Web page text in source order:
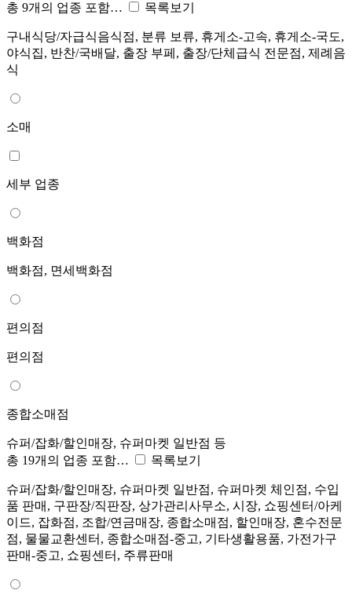
총 9개의 업종 포함…
목록보기
구내식당/자급식음식점, 분류 보류, 휴게소-고속, 휴게소-국도,
야식집, 반찬/국배달, 출장 부페, 출장/단체급식 전문점, 제례음
식
소매
세부 업종
백화점
백화점, 면세백화점
편의점
편의점
종합소매점
슈퍼/잡화/할인매장, 슈퍼마켓 일반점 등
총 19개의 업종 포함…
목록보기
슈퍼/잡화/할인매장, 슈퍼마켓 일반점, 슈퍼마켓 체인점, 수입
품 판매, 구판장/직판장, 상가관리사무소, 시장, 쇼핑센터/아케
이드, 잡화점, 조합/연금매장, 종합소매점, 할인매장, 혼수전문
점, 물물교환센터, 종합소매점-중고, 기타생활용품, 가전가구
판매-중고, 쇼핑센터, 주류판매